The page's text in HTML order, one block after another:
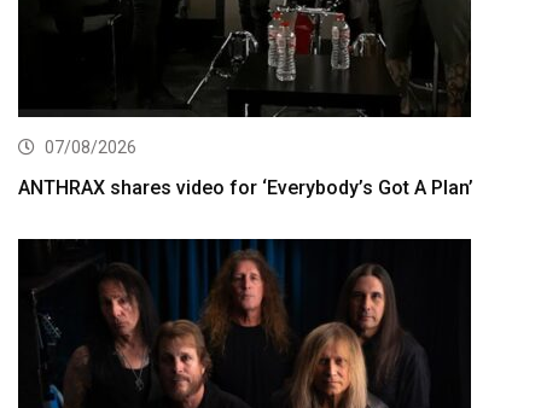
07/08/2026
ANTHRAX shares video for ‘Everybody’s Got A Plan’